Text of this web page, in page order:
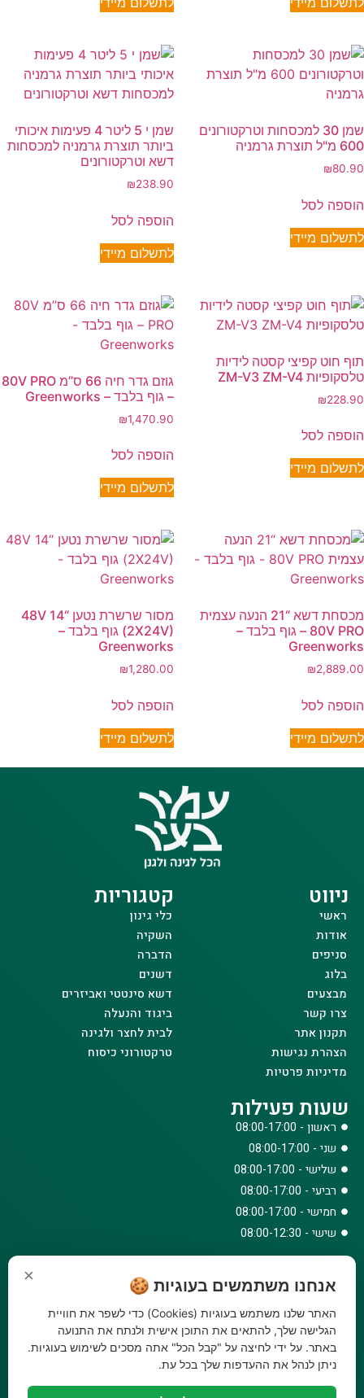
שמן 30 למכסחות וטרקטורונים
600 מ"ל תוצרת גרמניה
₪80.90
הוספה לסל
לתשלום מיידי
שמן י 5 ליטר 4 פעימות איכותי
ביותר תוצרת גרמניה למכסחות
דשא וטרקטורונים
₪238.90
הוספה לסל
לתשלום מיידי
תוף חוט קפיצי קסטה לידיות
טלסקופיות ZM-V3 ZM-V4
₪228.90
הוספה לסל
לתשלום מיידי
גוזם גדר חיה 66 ס”מ 80V PRO
– גוף בלבד – Greenworks
₪1,470.90
הוספה לסל
לתשלום מיידי
מכסחת דשא “21 הנעה עצמית
80V PRO – גוף בלבד –
Greenworks
₪2,889.00
הוספה לסל
לתשלום מיידי
מסור שרשרת נטען “14 48V
(2X24V) גוף בלבד –
Greenworks
₪1,280.00
הוספה לסל
לתשלום מיידי
ניווט
ראשי
אודות
סניפים
בלוג
מבצעים
צרו קשר
תקנון אתר
הצהרת נגישות
מדיניות פרטיות
קטגוריות
כלי גינון
השקיה
הדברה
דשנים
דשא סינטטי ואביזרים
ביגוד והנעלה
לבית לחצר ולגינה
טרקטורוני כיסוח
שעות פעילות
ראשון - 08:00-17:00
שני - 08:00-17:00
שלישי - 08:00-17:00
רביעי - 08:00-17:00
חמישי - 08:00-17:00
שישי - 08:00-12:30
073-779-6243
וואטסאפ
amirbair@amir-agricul.co.il
אזורי חלוקה:כל הארץ
פייסבוק
אינסטגרם
× אנחנו משתמשים בעוגיות 🍪
האתר שלנו משתמש בעוגיות (Cookies) כדי לשפר את חוויית
הגלישה שלך, להתאים את התוכן אישית ולנתח את התנועה
באתר. על ידי לחיצה על "קבל הכל" אתה מסכים לשימוש בעוגיות.
ניתן לנהל את ההעדפות שלך בכל עת.